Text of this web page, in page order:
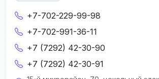
+7-702-229-99-98
+7-702-991-36-11
+7 (7292) 42-30-90
+7 (7292) 42-30-91